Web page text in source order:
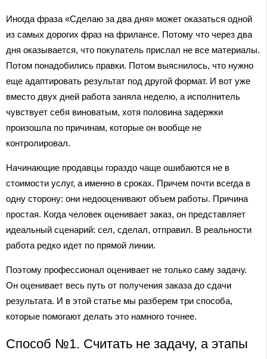
Иногда фраза «Сделаю за два дня» может оказаться одной
из самых дорогих фраз на фрилансе. Потому что через два
дня оказывается, что покупатель прислал не все материалы.
Потом понадобились правки. Потом выяснилось, что нужно
еще адаптировать результат под другой формат. И вот уже
вместо двух дней работа заняла неделю, а исполнитель
чувствует себя виноватым, хотя половина задержки
произошла по причинам, которые он вообще не
контролировал.
Начинающие продавцы гораздо чаще ошибаются не в
стоимости услуг, а именно в сроках. Причем почти всегда в
одну сторону: они недооценивают объем работы. Причина
простая. Когда человек оценивает заказ, он представляет
идеальный сценарий: сел, сделал, отправил. В реальности
работа редко идет по прямой линии.
Поэтому профессионал оценивает не только саму задачу.
Он оценивает весь путь от получения заказа до сдачи
результата. И в этой статье мы разберем три способа,
которые помогают делать это намного точнее.
Способ №1. Считать не задачу, а этапы